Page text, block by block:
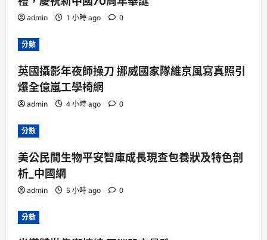
admin 1 小時 ago 0
分數
英國攝影年夜師操刀 挪威國家隊維京風寫真照引
爆全億嵐工學椅網
admin 4 小時 ago 0
分數
美公民間生物平安智庫成長現查包養狀及特色剖
析_中國網
admin 5 小時 ago 0
分數